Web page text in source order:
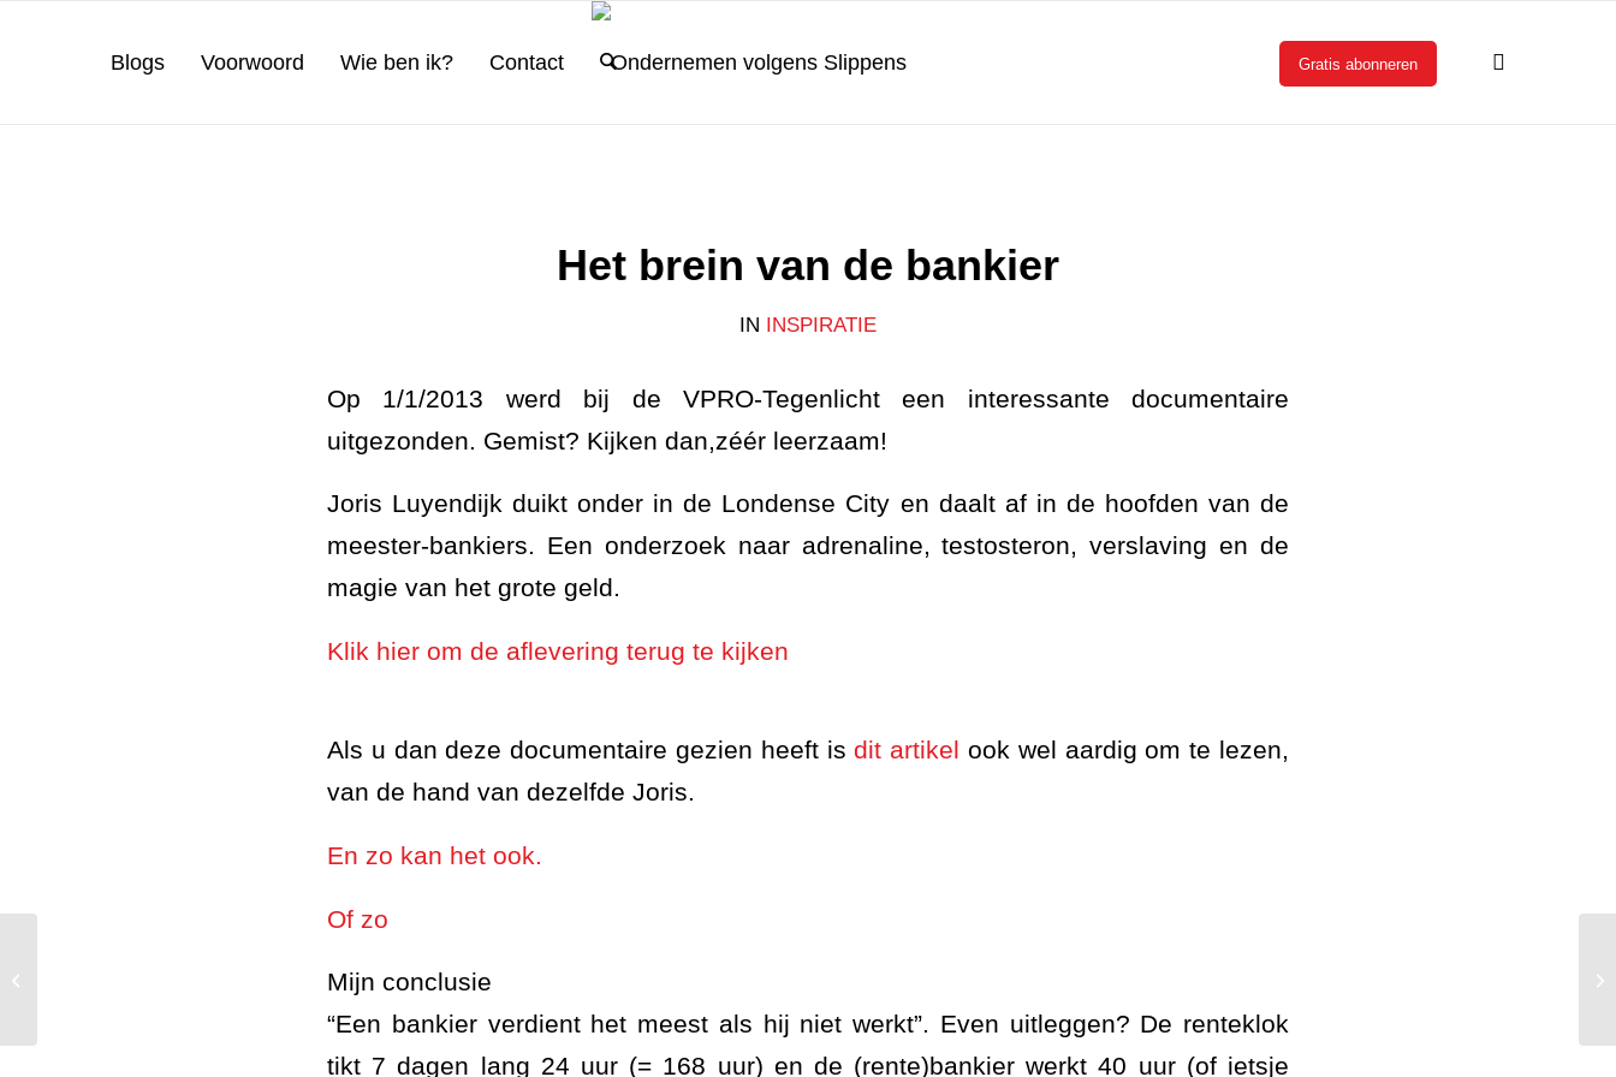
Blogs Voorwoord Wie ben ik? Contact Gratis abonneren
Het brein van de bankier
IN INSPIRATIE
Op 1/1/2013 werd bij de VPRO-Tegenlicht een interessante documentaire
uitgezonden. Gemist? Kijken dan,zéér leerzaam!
Joris Luyendijk duikt onder in de Londense City en daalt af in de hoofden van de
meester-bankiers. Een onderzoek naar adrenaline, testosteron, verslaving en de
magie van het grote geld.
Klik hier om de aflevering terug te kijken
Als u dan deze documentaire gezien heeft isdit artikel ook wel aardig om te lezen,
van de hand van dezelfde Joris.
En zo kan het ook.
Of zo
Mijn conclusie
“Een bankier verdient het meest als hij niet werkt”. Even uitleggen? De renteklok
tikt 7 dagen lang 24 uur (= 168 uur) en de (rente)bankier werkt 40 uur (of ietsje